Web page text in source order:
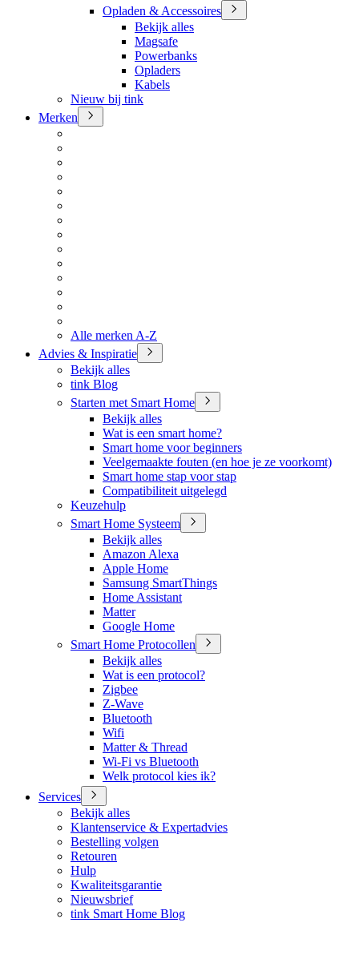
Opladen & Accessoires
Bekijk alles
Magsafe
Powerbanks
Opladers
Kabels
Nieuw bij tink
Merken
Alle merken A-Z
Advies & Inspiratie
Bekijk alles
tink Blog
Starten met Smart Home
Bekijk alles
Wat is een smart home?
Smart home voor beginners
Veelgemaakte fouten (en hoe je ze voorkomt)
Smart home stap voor stap
Compatibiliteit uitgelegd
Keuzehulp
Smart Home Systeem
Bekijk alles
Amazon Alexa
Apple Home
Samsung SmartThings
Home Assistant
Matter
Google Home
Smart Home Protocollen
Bekijk alles
Wat is een protocol?
Zigbee
Z-Wave
Bluetooth
Wifi
Matter & Thread
Wi-Fi vs Bluetooth
Welk protocol kies ik?
Services
Bekijk alles
Klantenservice & Expertadvies
Bestelling volgen
Retouren
Hulp
Kwaliteitsgarantie
Nieuwsbrief
tink Smart Home Blog